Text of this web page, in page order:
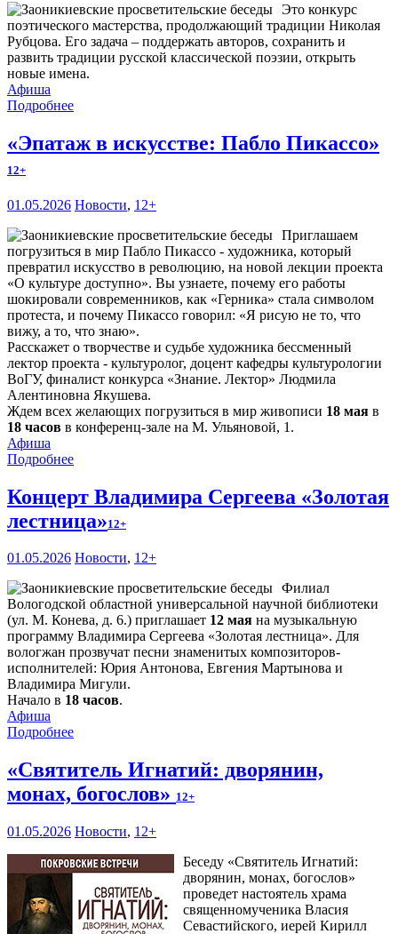
Это конкурс
поэтического мастерства, продолжающий традиции Николая
Рубцова. Его задача – поддержать авторов, сохранить и
развить традиции русской классической поэзии, открыть
новые имена.
Афиша
Подробнее
«Эпатаж в искусстве: Пабло Пикассо»
12+
01.05.2026 Новости, 12+
Приглашаем
погрузиться в мир Пабло Пикассо - художника, который
превратил искусство в революцию, на новой лекции проекта
«О культуре доступно». Вы узнаете, почему его работы
шокировали современников, как «Герника» стала символом
протеста, и почему Пикассо говорил: «Я рисую не то, что
вижу, а то, что знаю».
Расскажет о творчестве и судьбе художника бессменный
лектор проекта - культуролог, доцент кафедры культурологии
ВоГУ, финалист конкурса «Знание. Лектор» Людмила
Алентиновна Якушева.
Ждем всех желающих погрузиться в мир живописи 18 мая в
18 часов в конференц-зале на М. Ульяновой, 1.
Афиша
Подробнее
Концерт Владимира Сергеева «Золотая
лестница»12+
01.05.2026 Новости, 12+
Филиал
Вологодской областной универсальной научной библиотеки
(ул. М. Конева, д. 6.) приглашает 12 мая на музыкальную
программу Владимира Сергеева «Золотая лестница». Для
вологжан прозвучат песни знаменитых композиторов-
исполнителей: Юрия Антонова, Евгения Мартынова и
Владимира Мигули.
Начало в 18 часов.
Афиша
Подробнее
«Святитель Игнатий: дворянин,
монах, богослов» 12+
01.05.2026 Новости, 12+
Беседу «Святитель Игнатий:
дворянин, монах, богослов»
проведет настоятель храма
священномученика Власия
Севастийского, иерей Кирилл